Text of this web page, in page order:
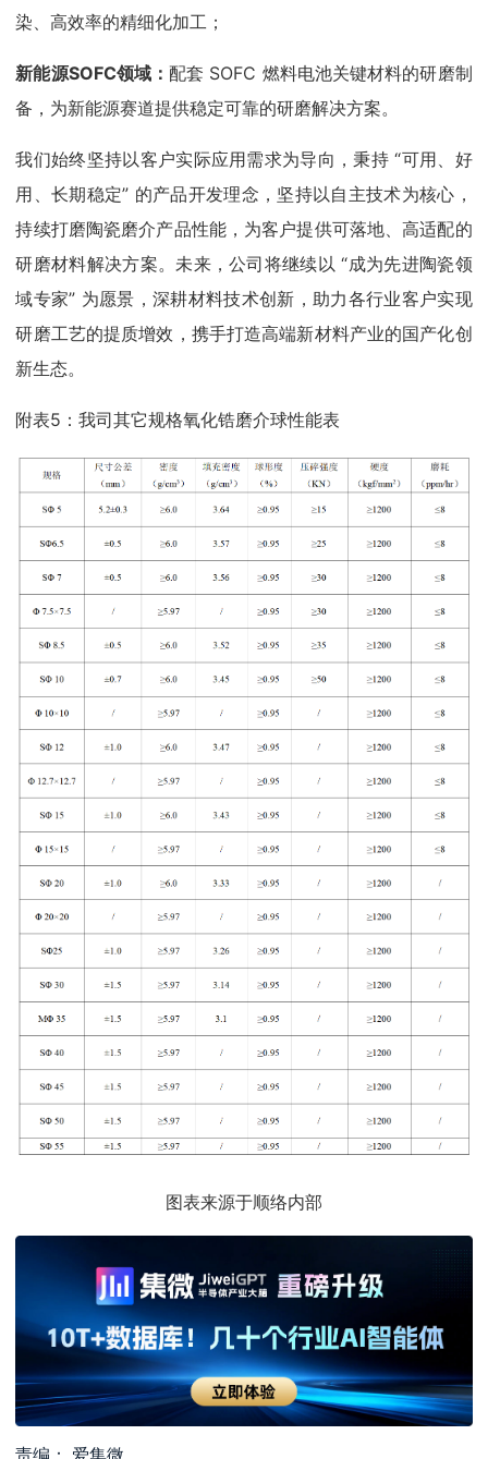
染、高效率的精细化加工；
新能源SOFC领域：配套 SOFC 燃料电池关键材料的研磨制
备，为新能源赛道提供稳定可靠的研磨解决方案。
我们始终坚持以客户实际应用需求为导向，秉持 “可用、好
用、长期稳定” 的产品开发理念，坚持以自主技术为核心，
持续打磨陶瓷磨介产品性能，为客户提供可落地、高适配的
研磨材料解决方案。未来，公司将继续以 “成为先进陶瓷领
域专家” 为愿景，深耕材料技术创新，助力各行业客户实现
研磨工艺的提质增效，携手打造高端新材料产业的国产化创
新生态。
附表5：我司其它规格氧化锆磨介球性能表
图表来源于顺络内部